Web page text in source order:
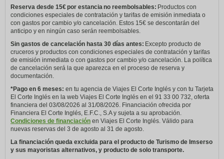
Reserva desde 15€ por estancia no reembolsables: Productos con
condiciones especiales de contratación y tarifas de emisión inmediata o
con gastos por cambio y/o cancelación. Estos 15€ se descontarán del
anticipo y en ningún caso serán reembolsables.
Sin gastos de cancelación hasta 30 días antes: Excepto producto de
cruceros y productos con condiciones especiales de contratación y tarifas
de emisión inmediata o con gastos por cambio y/o cancelación. La política
de cancelación será la que aparezca en el proceso de reserva y
documentación.
*Pago en 6 meses: en tu agencia de Viajes El Corte Inglés y con tu Tarjeta
El Corte Inglés en la web Viajes El Corte Inglés en el 91 33 00 732, oferta
financiera del 03/08/2026 al 31/08/2026. Financiación ofrecida por
Financiera El Corte Inglés, E.F.C., S.A y sujeta a su aprobación.
Condiciones de financiación en Viajes El Corte Inglés. Válido para
nuevas reservas del 3 de agosto al 31 de agosto.
La financiación queda excluida para el producto de Turismo de Imserso
y sus mayoristas alternativos, y producto de solo transporte.